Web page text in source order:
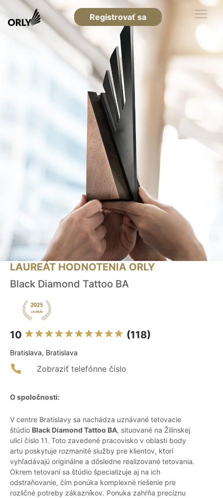
Registrovať sa
LAUREÁT HODNOTENIA ORLY
Black Diamond Tattoo BA
10 (118)
Bratislava, Bratislava
Zobraziť telefónne číslo
O spoločnosti:
V centre Bratislavy sa nachádza uznávané tetovacie
štúdio Black Diamond Tattoo BA, situované na Žilinskej
ulici číslo 11. Toto zavedené pracovisko v oblasti body
artu poskytuje rozmanité služby pre klientov, ktorí
vyhľadávajú originálne a dôsledne realizované tetovania.
Okrem tetovaní sa štúdio špecializuje aj na ich
odstraňovanie, čím ponúka komplexné riešenie pre
rozličné potreby zákazníkov. Ponuka zahŕňa precíznu